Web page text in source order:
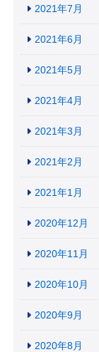
2021年7月
2021年6月
2021年5月
2021年4月
2021年3月
2021年2月
2021年1月
2020年12月
2020年11月
2020年10月
2020年9月
2020年8月